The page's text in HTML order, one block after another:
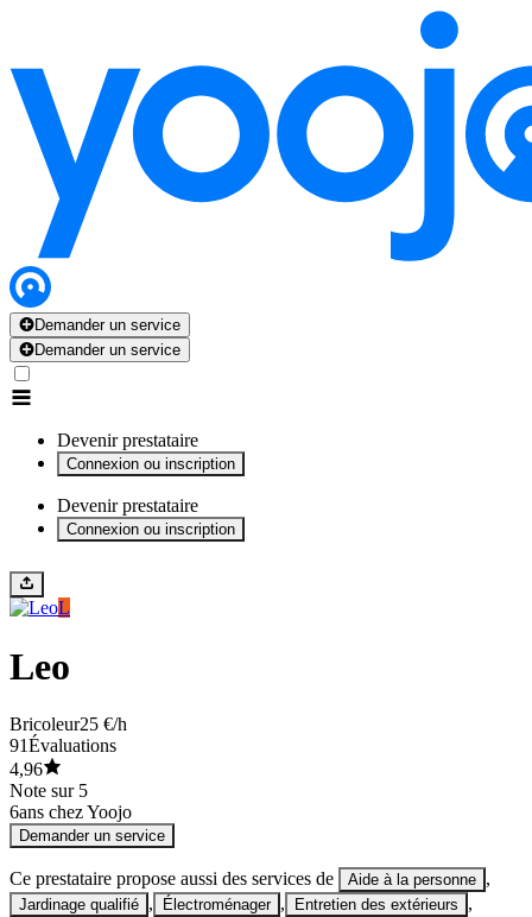
Demander un service
Demander un service
Devenir prestataire
Connexion ou inscription
Devenir prestataire
Connexion ou inscription
L
Leo
Bricoleur25 €/h
91Évaluations
4,96
Note sur 5
6ans chez Yoojo
Demander un service
Ce prestataire propose aussi des services de Aide à la personne ,
Jardinage qualifié , Électroménager , Entretien des extérieurs ,